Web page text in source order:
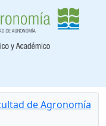
de Agronomía